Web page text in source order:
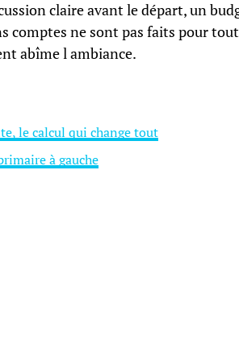
claire avant le départ, un
comptes ne sont pas faits pour
abîme l ambiance.
le calcul qui change tout
à gauche